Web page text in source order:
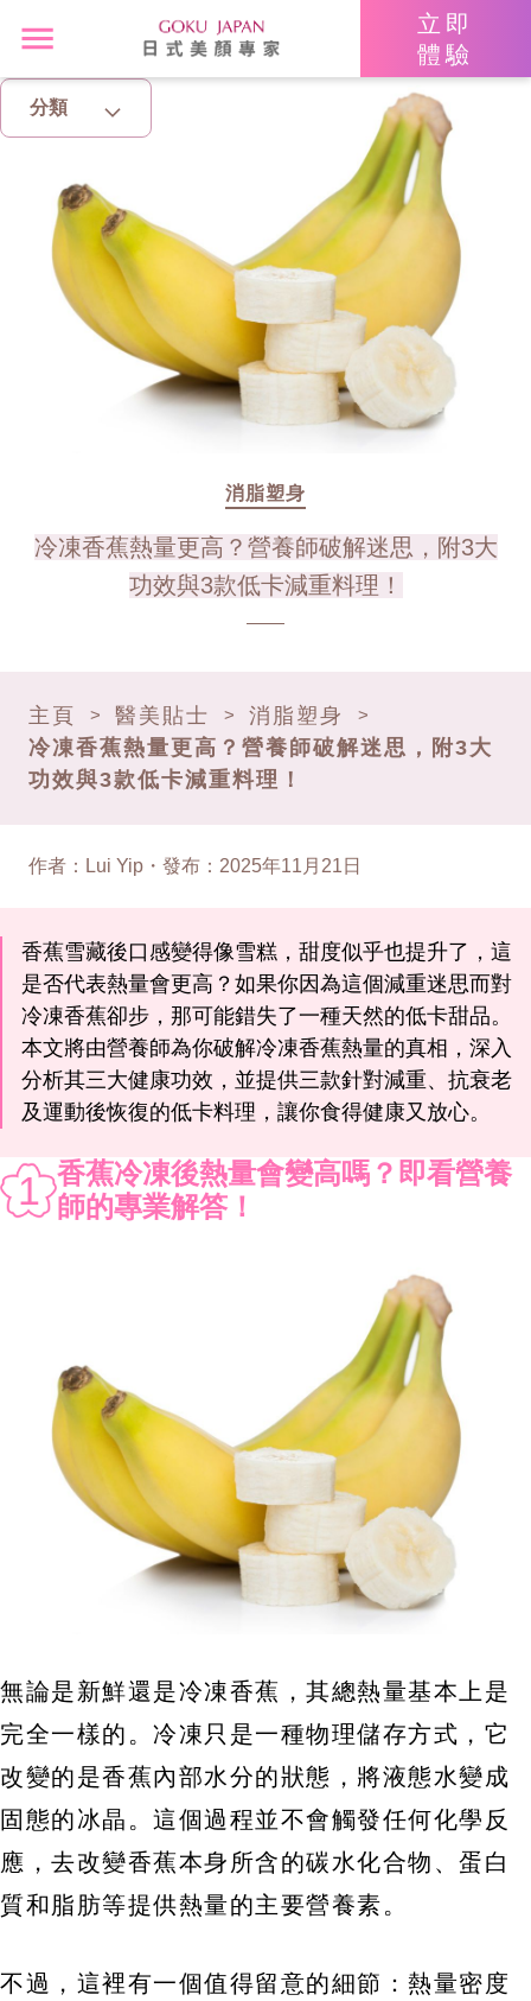
立即
體驗
分類
亮眼秘籍
消脂塑身
美白去斑
消脂塑身
冷凍香蕉熱量更高？營養師破解迷思，附3大
功效與3款低卡減重料理！
主頁 > 醫美貼士 > 消脂塑身 >
冷凍香蕉熱量更高？營養師破解迷思，附3大
功效與3款低卡減重料理！
作者 ： Lui Yip ・ 發布 ： 2025年11月21日
香蕉雪藏後口感變得像雪糕，甜度似乎也提升了，這
是否代表熱量會更高？如果你因為這個減重迷思而對
冷凍香蕉卻步，那可能錯失了一種天然的低卡甜品。
本文將由營養師為你破解冷凍香蕉熱量的真相，深入
分析其三大健康功效，並提供三款針對減重、抗衰老
及運動後恢復的低卡料理，讓你食得健康又放心。
1 香蕉冷凍後熱量會變高嗎？即看營養
師的專業解答！
無論是新鮮還是冷凍香蕉，其總熱量基本上是
完全一樣的。冷凍只是一種物理儲存方式，它
改變的是香蕉內部水分的狀態，將液態水變成
固態的冰晶。這個過程並不會觸發任何化學反
應，去改變香蕉本身所含的碳水化合物、蛋白
質和脂肪等提供熱量的主要營養素。
不過，這裡有一個值得留意的細節：熱量密度